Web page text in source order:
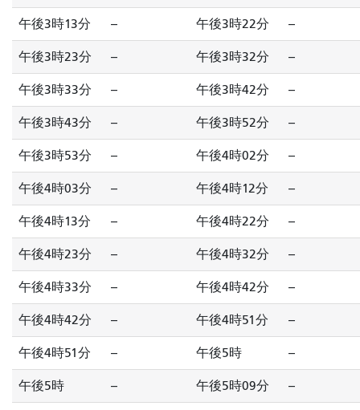
午後3時13分 -- 午後3時22分 --
午後3時23分 -- 午後3時32分 --
午後3時33分 -- 午後3時42分 --
午後3時43分 -- 午後3時52分 --
午後3時53分 -- 午後4時02分 --
午後4時03分 -- 午後4時12分 --
午後4時13分 -- 午後4時22分 --
午後4時23分 -- 午後4時32分 --
午後4時33分 -- 午後4時42分 --
午後4時42分 -- 午後4時51分 --
午後4時51分 -- 午後5時 --
午後5時 -- 午後5時09分 --